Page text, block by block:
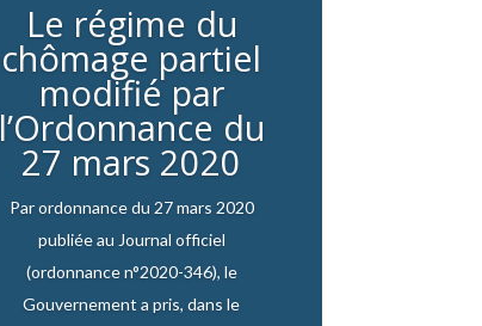
Le régime du
chômage partiel
modifié par
l’Ordonnance du
27 mars 2020
Par ordonnance du 27 mars 2020
publiée au Journal officiel
(ordonnance n°2020-346), le
Gouvernement a pris, dans le